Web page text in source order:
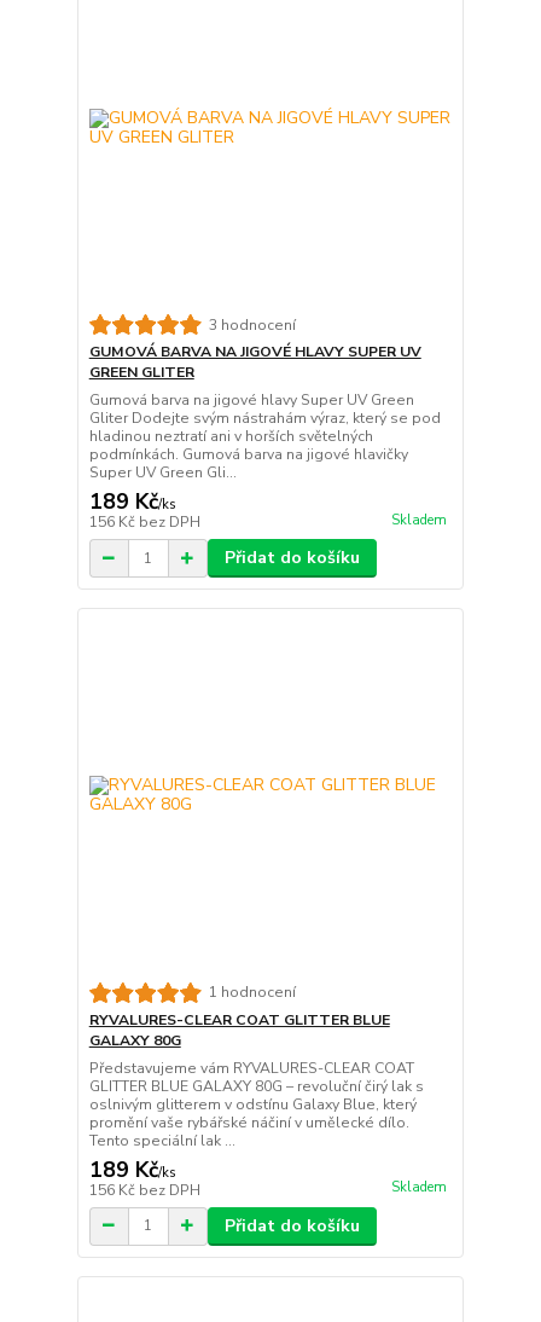
3 hodnocení
GUMOVÁ BARVA NA JIGOVÉ HLAVY SUPER UV
GREEN GLITER
Gumová barva na jigové hlavy Super UV Green
Gliter Dodejte svým nástrahám výraz, který se pod
hladinou neztratí ani v horších světelných
podmínkách. Gumová barva na jigové hlavičky
Super UV Green Gli...
189 Kč/ks
156 Kč bez DPH Skladem
Přidat do košíku
1 hodnocení
RYVALURES-CLEAR COAT GLITTER BLUE
GALAXY 80G
Představujeme vám RYVALURES-CLEAR COAT
GLITTER BLUE GALAXY 80G – revoluční čirý lak s
oslnivým glitterem v odstínu Galaxy Blue, který
promění vaše rybářské náčiní v umělecké dílo.
Tento speciální lak ...
189 Kč/ks
156 Kč bez DPH Skladem
Přidat do košíku